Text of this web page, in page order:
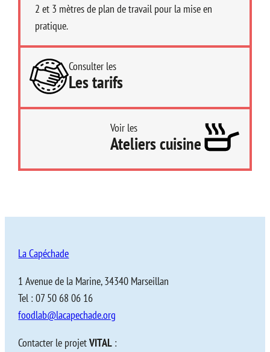
2 et 3 mètres de plan de travail pour la mise en
pratique.
Consulter les
Les tarifs
Voir les
Ateliers cuisine
La Capéchade
1 Avenue de la Marine, 34340 Marseillan
Tel : 07 50 68 06 16
foodlab@lacapechade.org
Contacter le projetVITAL :